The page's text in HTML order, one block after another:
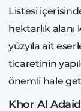
Listesi
hektarlık alanı
yüzyıla ait
ticaretinin
önemli hale
Khor Al Adaid